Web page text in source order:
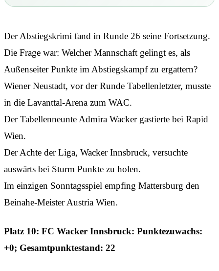
Der Abstiegskrimi fand in Runde 26 seine Fortsetzung.
Die Frage war: Welcher Mannschaft gelingt es, als
Außenseiter Punkte im Abstiegskampf zu ergattern?
Wiener Neustadt, vor der Runde Tabellenletzter, musste
in die Lavanttal-Arena zum WAC.
Der Tabellenneunte Admira Wacker gastierte bei Rapid
Wien.
Der Achte der Liga, Wacker Innsbruck, versuchte
auswärts bei Sturm Punkte zu holen.
Im einzigen Sonntagsspiel empfing Mattersburg den
Beinahe-Meister Austria Wien.
Platz 10: FC Wacker Innsbruck: Punktezuwachs:
+0; Gesamtpunktestand: 22